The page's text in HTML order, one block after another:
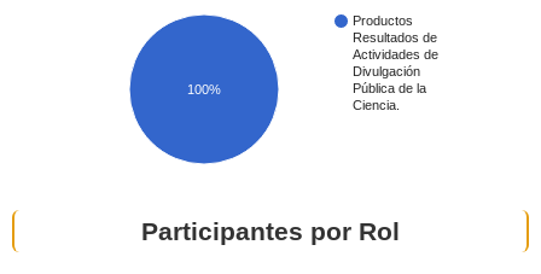
Productos
Resultados de
Actividades de
Divulgación
Pública de la
Ciencia.
100%
Participantes por Rol